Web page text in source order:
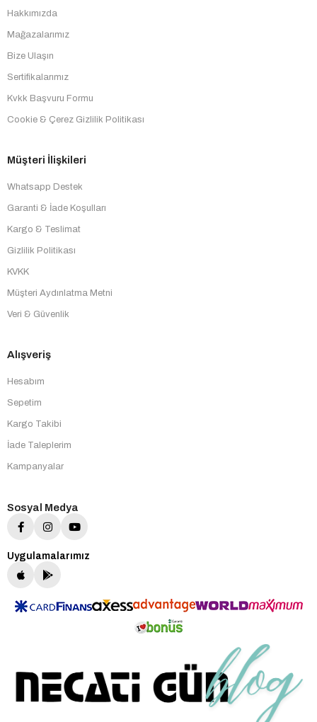
Hakkımızda
Mağazalarımız
Bize Ulaşın
Sertifikalarımız
Kvkk Başvuru Formu
Cookie & Çerez Gizlilik Politikası
Müşteri İlişkileri
Whatsapp Destek
Garanti & İade Koşulları
Kargo & Teslimat
Gizlilik Politikası
KVKK
Müşteri Aydınlatma Metni
Veri & Güvenlik
Alışveriş
Hesabım
Sepetim
Kargo Takibi
İade Taleplerim
Kampanyalar
Sosyal Medya
Uygulamalarımız